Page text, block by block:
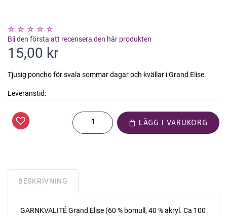
Bli den första att recensera den här produkten
15,00 kr
Tjusig poncho för svala sommar dagar och kvällar i Grand Elise.
Leveranstid:
LÄGG I VARUKORG
BESKRIVNING
GARNKVALITÉ Grand Elise (60 % bomull, 40 % akryl. Ca 100